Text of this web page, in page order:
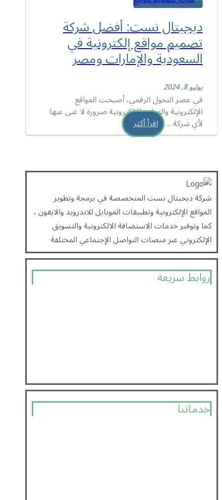
ديجيتال نست: أفضل شركة
تصميم مواقع إلكترونية في
السعودية والإمارات ومصر
يوليو 8, 2024
في عصر التحول الرقمي، أصبحت المواقع
الإلكترونية والمتاجر الإلكترونية ضرورة لا غنى عنها
لأي شركة ... اقرأ أكثر
شركة ديجيتال نست المتخصصة في برمجة وتطوير
المواقع الإلكترونية وتطبيقات الموبايل للاندرويد والايفون ،
كما وتوفير خدمات الاستضافة الالكترونية والتسويق
الإلكتروني عبر منصات التواصل الإجتماعي المختلفة
روابط سريعة
خدماتنا